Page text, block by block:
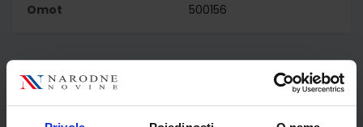
Omot
500156
Kupci najčešće biraju..